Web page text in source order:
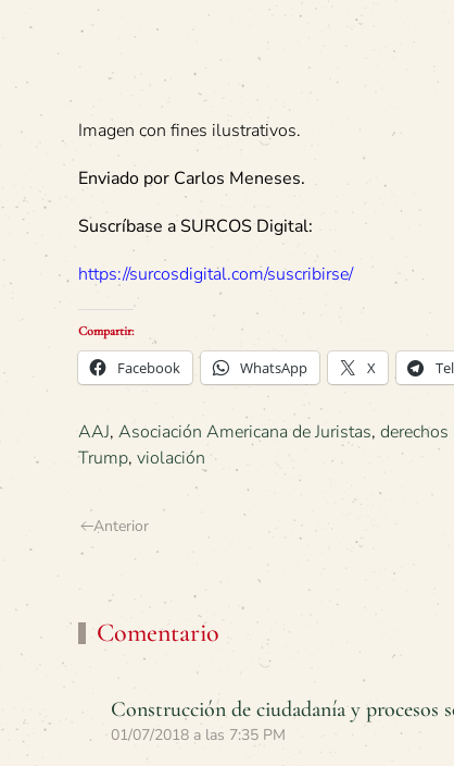
Imagen con fines ilustrativos.
Enviado por Carlos Meneses.
Suscríbase a SURCOS Digital:
https://surcosdigital.com/suscribirse/
Compartir:
Facebook WhatsApp X
AAJ, Asociación Americana de Juristas,
Trump, violación
Anterior
Comentario
Construcción de ciudadanía y procesos
01/07/2018 a las 7:35 PM